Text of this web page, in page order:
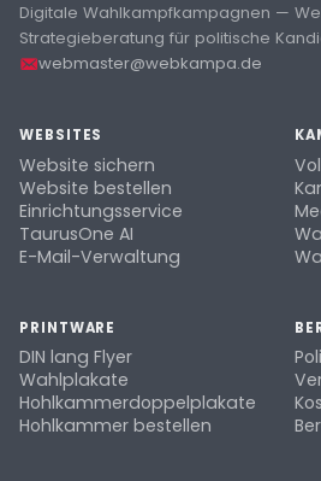
Digitale Wahlkampfkampagnen —
Strategieberatung für politische
webmaster@webkampa.de
WEBSITES
Website sichern
Website bestellen
Einrichtungsservice
TaurusOne AI
E-Mail-Verwaltung
PRINTWARE
DIN lang Flyer
Wahlplakate
Hohlkammerdoppelplakate
Hohlkammer bestellen